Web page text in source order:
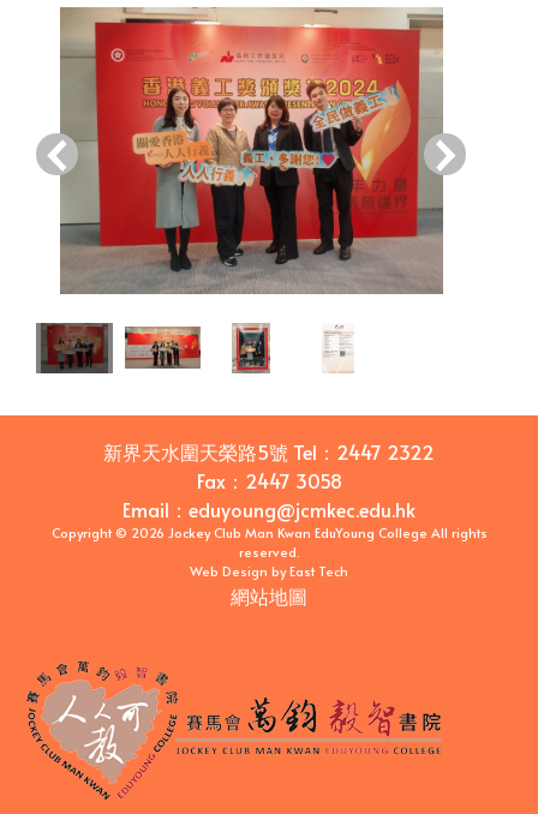
‹ ›
新界天水圍天榮路5號 Tel： 2447 2322
Fax： 2447 3058
Email ： eduyoung@jcmkec.edu.hk
Copyright © 2026 Jockey Club Man Kwan EduYoung College All rights
reserved.
Web Design byEast Tech
網站地圖